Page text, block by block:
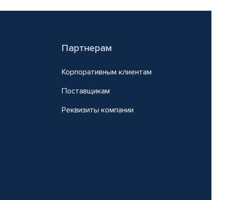
Партнерам
Корпоративным клиентам
Поставщикам
Реквизиты компании